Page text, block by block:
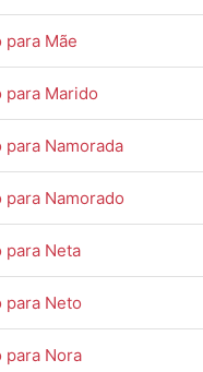
Mãe
Marido
Namorada
Namorado
Neta
Neto
para Nora